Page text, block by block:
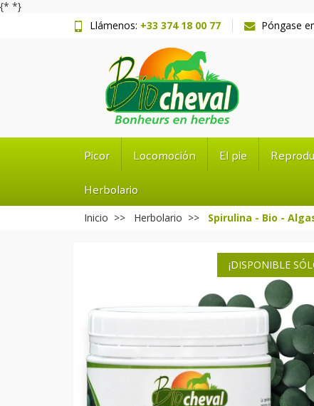
{* *}
Llámenos: +33 374 18 00 77 Póngase
Picor Locomoción El pie
Herbolario
Inicio Herbolario Spirulina - Bio -
¡DISPONIBLE